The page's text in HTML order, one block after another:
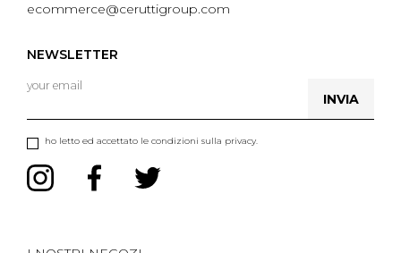
ecommerce@ceruttigroup.com
NEWSLETTER
ho letto ed accettato le condizioni sulla privacy.
INVIA